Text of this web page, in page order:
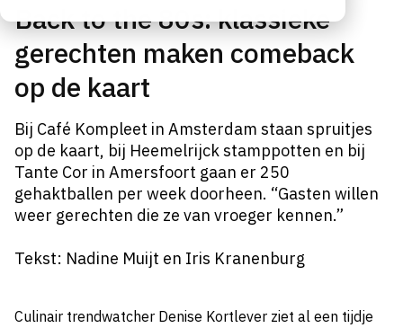
Back to the 80s: klassieke
gerechten maken comeback
op de kaart
Bij Café Kompleet in Amsterdam staan spruitjes
op de kaart, bij Heemelrijck stamppotten en bij
Tante Cor in Amersfoort gaan er 250
gehaktballen per week doorheen. “Gasten willen
weer gerechten die ze van vroeger kennen.”
Tekst: Nadine Muijt en Iris Kranenburg
Culinair trendwatcher Denise Kortlever ziet al een tijdje